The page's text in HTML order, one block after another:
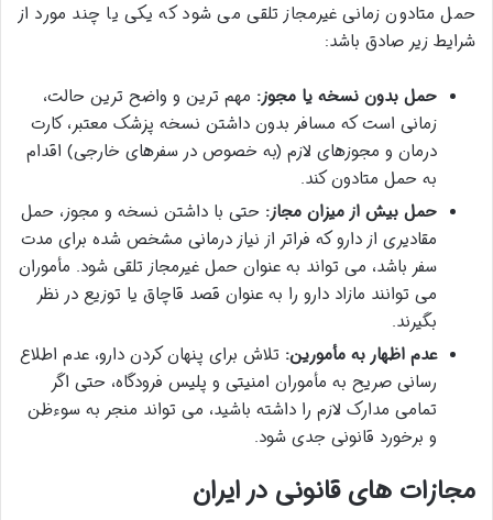
حمل متادون زمانی غیرمجاز تلقی می شود که یکی یا چند مورد از
شرایط زیر صادق باشد:
حمل بدون نسخه یا مجوز: مهم ترین و واضح ترین حالت،
زمانی است که مسافر بدون داشتن نسخه پزشک معتبر، کارت
درمان و مجوزهای لازم (به خصوص در سفرهای خارجی) اقدام
به حمل متادون کند.
حمل بیش از میزان مجاز: حتی با داشتن نسخه و مجوز، حمل
مقادیری از دارو که فراتر از نیاز درمانی مشخص شده برای مدت
سفر باشد، می تواند به عنوان حمل غیرمجاز تلقی شود. مأموران
می توانند مازاد دارو را به عنوان قصد قاچاق یا توزیع در نظر
بگیرند.
عدم اظهار به مأمورین: تلاش برای پنهان کردن دارو، عدم اطلاع
رسانی صریح به مأموران امنیتی و پلیس فرودگاه، حتی اگر
تمامی مدارک لازم را داشته باشید، می تواند منجر به سوءظن
و برخورد قانونی جدی شود.
مجازات های قانونی در ایران